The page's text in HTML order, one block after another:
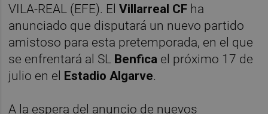
VILA-REAL (EFE). ElVillarreal CF ha
anunciado que disputará un nuevo partido
amistoso para esta pretemporada, en el que
se enfrentará al SL Benfica el próximo 17 de
julio en el Estadio Algarve.
A la espera del anuncio de nuevos